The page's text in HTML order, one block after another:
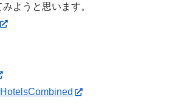
ようと思います。